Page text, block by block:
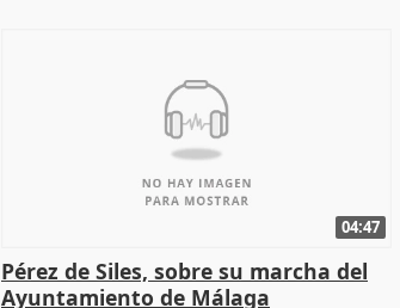
04:47
Pérez de Siles, sobre su marcha del
Ayuntamiento de Málaga